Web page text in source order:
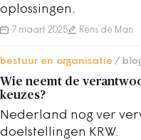
oplossingen.
7 maart 2025 Rens de Man
bestuur en organisatie
Wie neemt de
keuzes?
Nederland nog ver
doelstellingen KRW.